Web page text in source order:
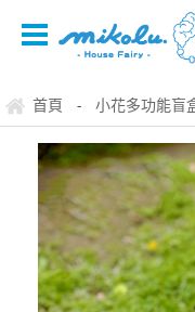
首頁 - 小花多功能盲